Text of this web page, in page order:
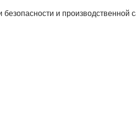
и производственной